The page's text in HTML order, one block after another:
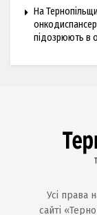
На
підозрюють в
Усі права
сайті